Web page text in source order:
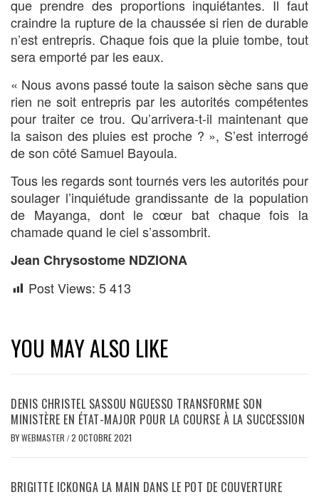
que prendre des proportions inquiétantes. Il faut
craindre la rupture de la chaussée si rien de durable
n’est entrepris. Chaque fois que la pluie tombe, tout
sera emporté par les eaux.
« Nous avons passé toute la saison sèche sans que
rien ne soit entrepris par les autorités compétentes
pour traiter ce trou. Qu’arrivera-t-il maintenant que
la saison des pluies est proche ? », S’est interrogé
de son côté Samuel Bayoula.
Tous les regards sont tournés vers les autorités pour
soulager l’inquiétude grandissante de la population
de Mayanga, dont le cœur bat chaque fois la
chamade quand le ciel s’assombrit.
Jean Chrysostome NDZIONA
Post Views: 5 413
YOU MAY ALSO LIKE
DENIS CHRISTEL SASSOU NGUESSO TRANSFORME SON
MINISTÈRE EN ÉTAT-MAJOR POUR LA COURSE À LA SUCCESSION
BYWEBMASTER /2 OCTOBRE 2021
BRIGITTE ICKONGA LA MAIN DANS LE POT DE COUVERTURE